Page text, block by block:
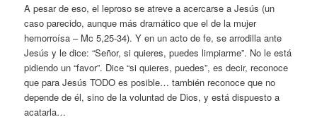
A pesar de eso, el leproso se atreve a acercarse a Jesús (un
caso parecido, aunque más dramático que el de la mujer
hemorroísa – Mc 5,25-34). Y en un acto de fe, se arrodilla ante
Jesús y le dice: “Señor, si quieres, puedes limpiarme”. No le está
pidiendo un “favor”. Dice “si quieres, puedes”, es decir, reconoce
que para Jesús TODO es posible… también reconoce que no
depende de él, sino de la voluntad de Dios, y está dispuesto a
acatarla…